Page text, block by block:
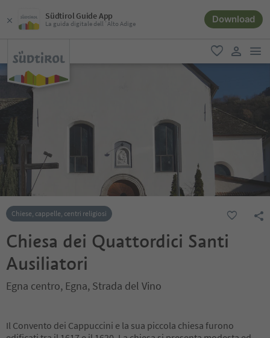
Südtirol Guide App
La guida digitale dell´Alto Adige Download
favoriti
user link
Chiese, cappelle, centri religiosi
Chiesa dei Quattordici Santi
Ausiliatori
Egna centro, Egna, Strada del Vino
Il Convento dei Cappuccini e la sua piccola chiesa furono